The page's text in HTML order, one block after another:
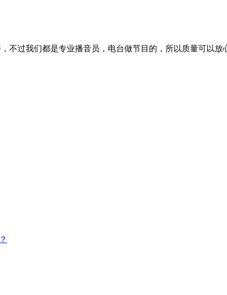
过我们都是专业播音员，电台做节目的，所以质量可以放